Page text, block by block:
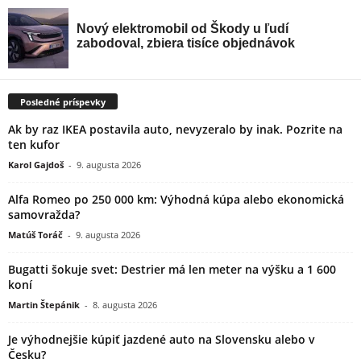
Posledné príspevky
Ak by raz IKEA postavila auto, nevyzeralo by inak. Pozrite na
ten kufor
Karol Gajdoš - 9. augusta 2026
Alfa Romeo po 250 000 km: Výhodná kúpa alebo ekonomická
samovražda?
Matúš Toráč - 9. augusta 2026
Bugatti šokuje svet: Destrier má len meter na výšku a 1 600
koní
Martin Štepánik - 8. augusta 2026
Je výhodnejšie kúpiť jazdené auto na Slovensku alebo v
Česku?